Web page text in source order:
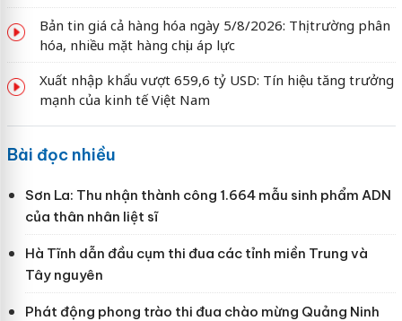
Bản tin giá cả hàng hóa ngày 5/8/2026: Thị trường phân
hóa, nhiều mặt hàng chịu áp lực
Xuất nhập khẩu vượt 659,6 tỷ USD: Tín hiệu tăng trưởng
mạnh của kinh tế Việt Nam
Bài đọc nhiều
Sơn La: Thu nhận thành công 1.664 mẫu sinh phẩm ADN
của thân nhân liệt sĩ
Hà Tĩnh dẫn đầu cụm thi đua các tỉnh miền Trung và
Tây nguyên
Phát động phong trào thi đua chào mừng Quảng Ninh